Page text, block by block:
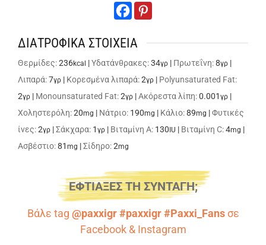
ΔΙΑΤΡΟΦΙΚΑ ΣΤΟΙΧΕΙΑ
Θερμίδες:236kcal |Υδατάνθρακες:34γρ | Πρωτεΐνη:8γρ |
Λιπαρά:7γρ | Κορεσμένα λιπαρά:2γρ | Polyunsaturated Fat:
2γρ | Monounsaturated Fat:2γρ |Ακόρεστα λίπη:0.001 γρ |
Χοληστερόλη:20mg | Νάτριο: 190mg | Κάλιο:89mg |Φυτικές
ίνες:2γρ |Σάκχαρα: 1 γρ | Βιταμίνη A: 130 IU | Βιταμίνη C:4mg |
Ασβέστιο:81 mg |Σίδηρο:2mg
ΕΦΤΙΑΞΕΣ ΤΗ ΣΥΝΤΑΓΗ;
Βάλε tag @paxxigr #paxxigr #Paxxi_Fansσε
Facebook& Instagram